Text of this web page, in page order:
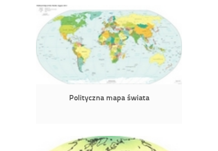
Polityczna mapa świata